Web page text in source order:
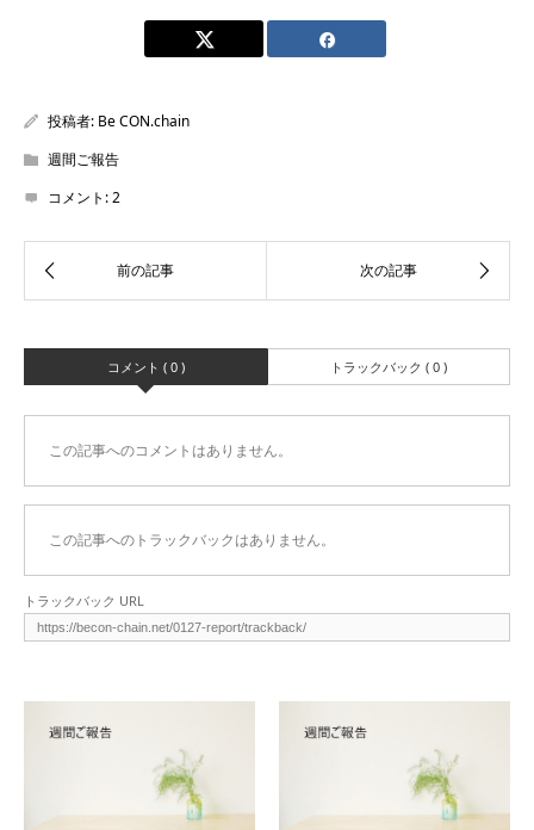
投稿者: Be CON.chain
週間ご報告
コメント:2
コメント ( 0 ) トラックバック ( 0 )
この記事へのコメントはありません。
この記事へのトラックバックはありません。
トラックバック URL